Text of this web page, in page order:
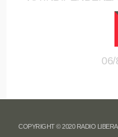
06/
COPYRIGHT © 2020 RADIO